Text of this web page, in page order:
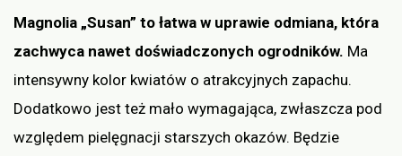
Magnolia „Susan” to łatwa w uprawie odmiana, która
zachwyca nawet doświadczonych ogrodników. Ma
intensywny kolor kwiatów o atrakcyjnych zapachu.
Dodatkowo jest też mało wymagająca, zwłaszcza pod
względem pielęgnacji starszych okazów. Będzie